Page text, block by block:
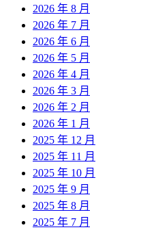
2026 年 8 月
2026 年 7 月
2026 年 6 月
2026 年 5 月
2026 年 4 月
2026 年 3 月
2026 年 2 月
2026 年 1 月
2025 年 12 月
2025 年 11 月
2025 年 10 月
2025 年 9 月
2025 年 8 月
2025 年 7 月